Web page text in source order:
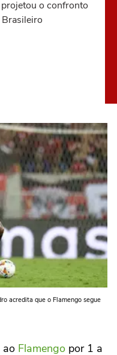
o confronto
acredita que o Flamengo segue
ao Flamengo por 1 a